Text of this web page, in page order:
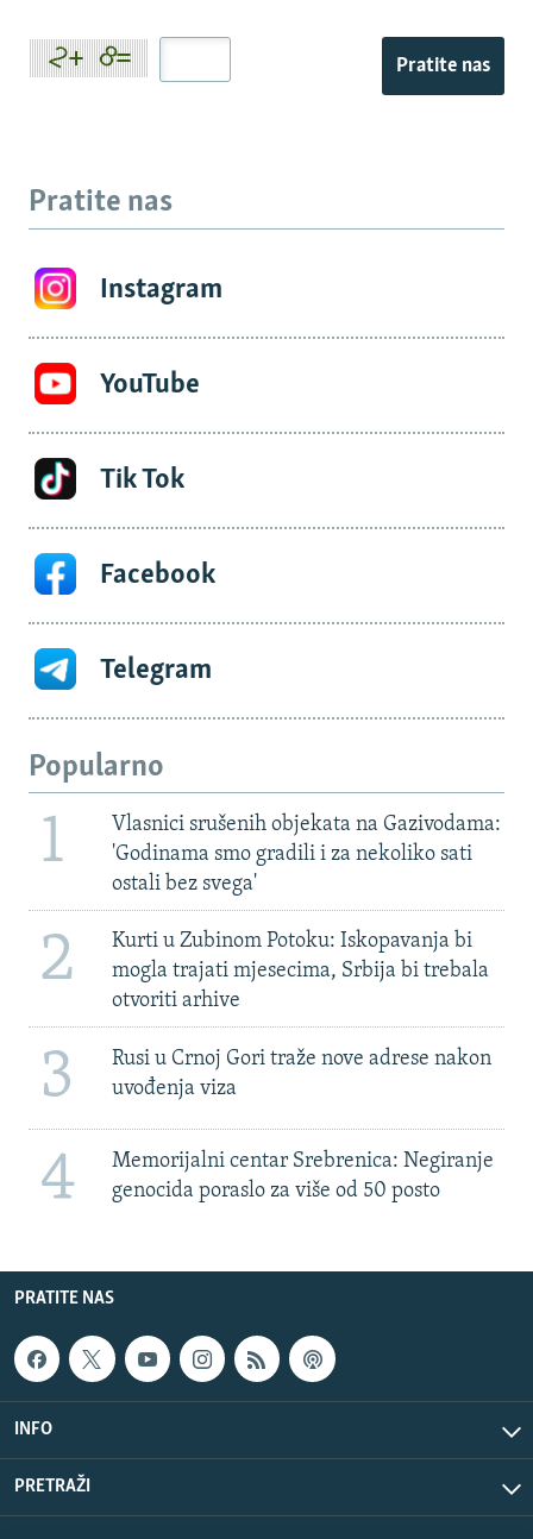
Pratite nas
Pratite nas
Instagram
YouTube
Tik Tok
Facebook
Telegram
Popularno
1
Vlasnici srušenih objekata na Gazivodama:
'Godinama smo gradili i za nekoliko sati
ostali bez svega'
2
Kurti u Zubinom Potoku: Iskopavanja bi
mogla trajati mjesecima, Srbija bi trebala
otvoriti arhive
3
Rusi u Crnoj Gori traže nove adrese nakon
uvođenja viza
4
Memorijalni centar Srebrenica: Negiranje
genocida poraslo za više od 50 posto
PRATITE NAS
INFO
PRETRAŽI